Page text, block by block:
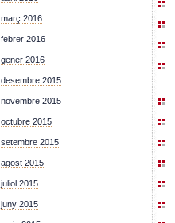
març 2016
febrer 2016
gener 2016
desembre 2015
novembre 2015
octubre 2015
setembre 2015
agost 2015
juliol 2015
juny 2015